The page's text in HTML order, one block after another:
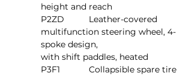
height and reach
P2ZD	Leather-covered
multifunction steering wheel, 4-
spoke design,
with shift paddles, heated
P3F1		Collapsible spare tire